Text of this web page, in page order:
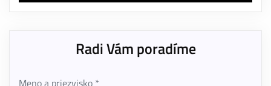
Radi Vám poradíme